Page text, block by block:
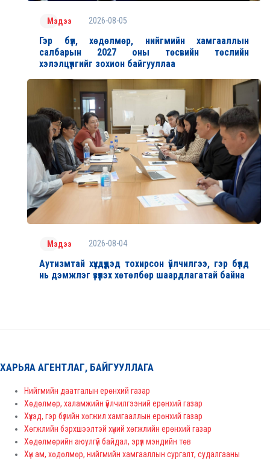
Мэдээ 2026-08-05
Гэр бүл, хөдөлмөр, нийгмийн хамгааллын
салбарын 2027 оны төсвийн төслийн
хэлэлцүүлгийг зохион байгууллаа
Мэдээ 2026-08-04
Аутизмтай хүүхдүүдэд тохирсон үйлчилгээ, гэр бүлд
нь дэмжлэг үзүүлэх хөтөлбөр шаардлагатай байна
ХАРЬЯА АГЕНТЛАГ, БАЙГУУЛЛАГА
Нийгмийн даатгалын ерөнхий газар
Хөдөлмөр, халамжийн үйлчилгээний ерөнхий газар
Хүүхэд, гэр бүлийн хөгжил хамгааллын ерөнхий газар
Хөгжлийн бэрхшээлтэй хүний хөгжлийн ерөнхий газар
Хөдөлмөрийн аюулгүй байдал, эрүүл мэндийн төв
Хүн ам, хөдөлмөр, нийгмийн хамгааллын сургалт, судалгааны